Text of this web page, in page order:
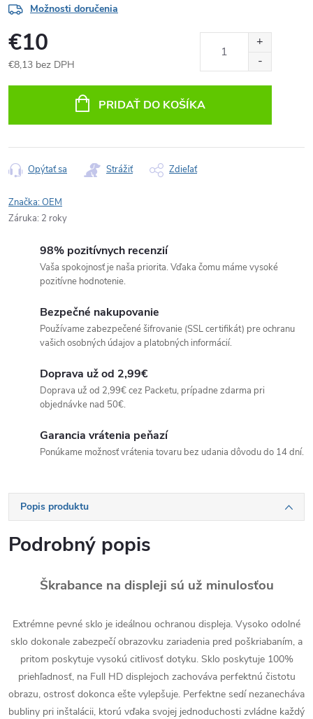
Možnosti doručenia
€10
€8,13 bez DPH
PRIDAŤ DO KOŠÍKA
Opýtať sa Strážiť Zdieľať
Značka:OEM
Záruka: 2 roky
98% pozitívnych recenzií
Vaša spokojnosť je naša priorita. Vďaka čomu máme vysoké
pozitívne hodnotenie.
Bezpečné nakupovanie
Používame zabezpečené šifrovanie (SSL certifikát) pre ochranu
vašich osobných údajov a platobných informácií.
Doprava už od 2,99€
Doprava už od 2,99€ cez Packetu, prípadne zdarma pri
objednávke nad 50€.
Garancia vrátenia peňazí
Ponúkame možnosť vrátenia tovaru bez udania dôvodu do 14 dní.
Popis produktu
Podrobný popis
Škrabance na displeji sú už minulosťou
Extrémne pevné sklo je ideálnou ochranou displeja. Vysoko odolné
sklo dokonale zabezpečí obrazovku zariadenia pred poškriabaním, a
pritom poskytuje vysokú citlivosť dotyku. Sklo poskytuje 100%
priehľadnosť, na Full HD displejoch zachováva perfektnú čistotu
obrazu, ostrosť dokonca ešte vylepšuje. Perfektne sedí nezanecháva
bubliny pri inštalácii, ktorú vďaka svojej jednoduchosti zvládne každý